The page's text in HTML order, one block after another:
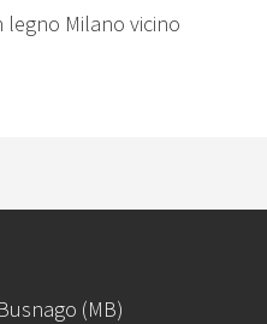
legno Milano vicino
(MB)